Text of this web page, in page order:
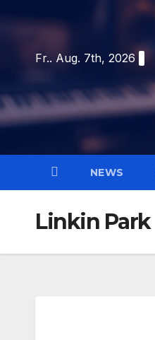
contentFr.. Aug. 7th, 2026
NEWS
Linkin Park